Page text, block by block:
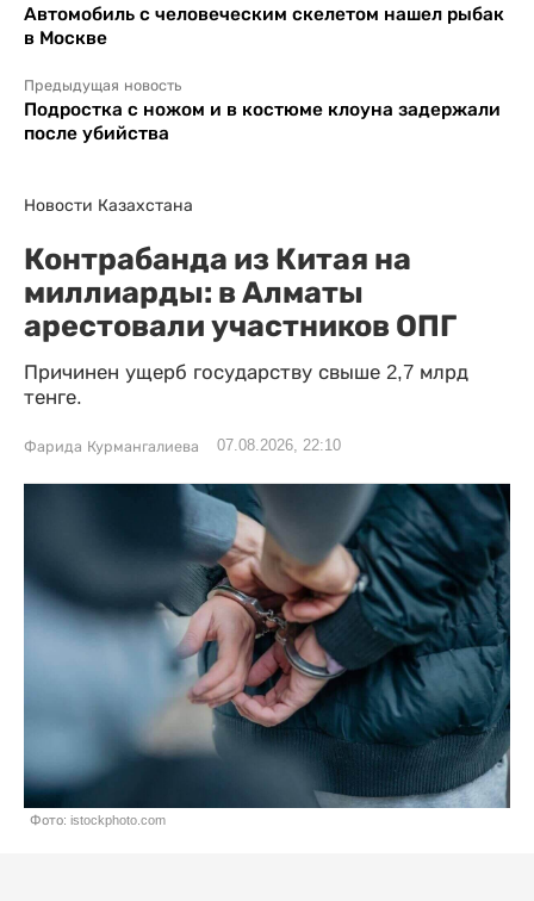
Автомобиль с человеческим скелетом нашел рыбак
в Москве
Предыдущая новость
Подростка с ножом и в костюме клоуна задержали
после убийства
Новости Казахстана
Контрабанда из Китая на
миллиарды: в Алматы
арестовали участников ОПГ
Причинен ущерб государству свыше 2,7 млрд
тенге.
Фарида Курмангалиева 07.08.2026, 22:10
Фото: istockphoto.com